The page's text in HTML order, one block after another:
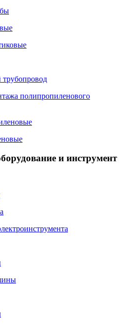
полипропиленового
и инструмент